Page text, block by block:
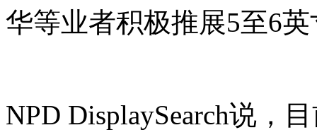
华等业者积极推展5至6
NPD DisplaySearch说，